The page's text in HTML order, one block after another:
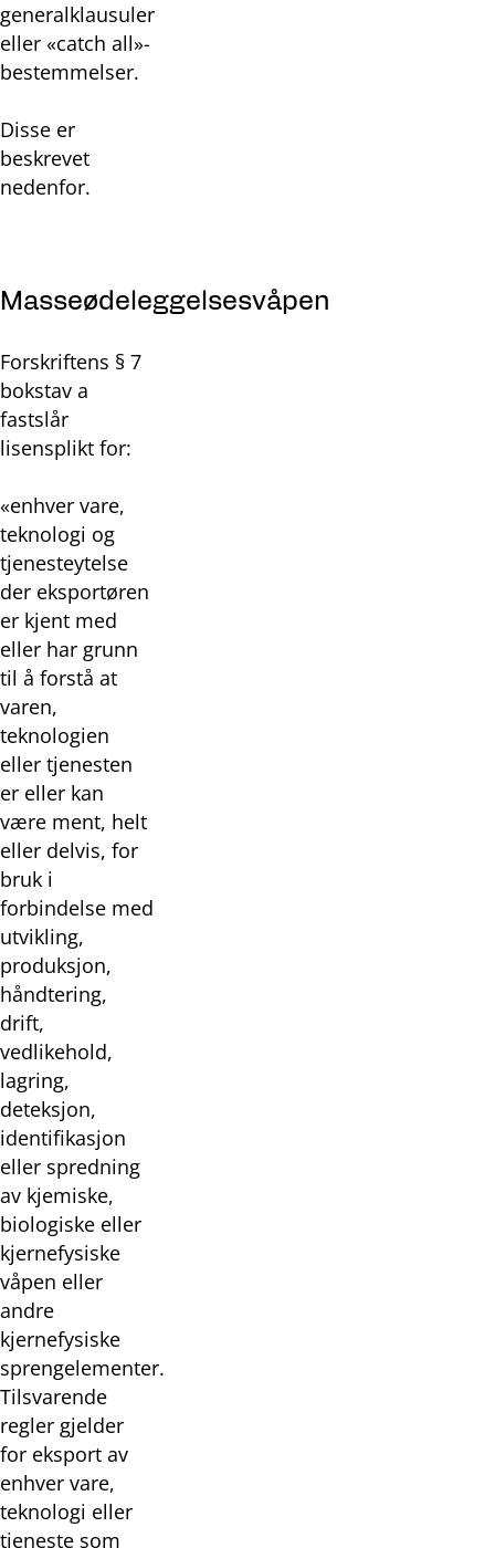
generalklausuler
eller «catch all»-
bestemmelser.
Disse er
beskrevet
nedenfor.
Masseødeleggelsesvåpen
Forskriftens § 7
bokstav a
fastslår
lisensplikt for:
«enhver vare,
teknologi og
tjenesteytelse
der eksportøren
er kjent med
eller har grunn
til å forstå at
varen,
teknologien
eller tjenesten
er eller kan
være ment, helt
eller delvis, for
bruk i
forbindelse med
utvikling,
produksjon,
håndtering,
drift,
vedlikehold,
lagring,
deteksjon,
identifikasjon
eller spredning
av kjemiske,
biologiske eller
kjernefysiske
våpen eller
andre
kjernefysiske
sprengelementer.
Tilsvarende
regler gjelder
for eksport av
enhver vare,
teknologi eller
tjeneste som